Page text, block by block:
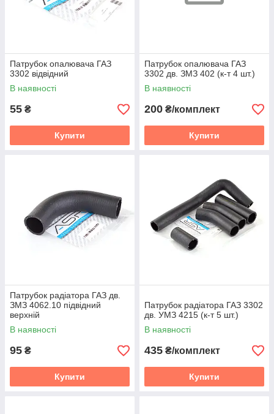
Патрубок опалювача ГАЗ
3302 відвідний
В наявності
55 ₴
Купити
Патрубок опалювача ГАЗ
3302 дв. ЗМЗ 402 (к-т 4 шт.)
В наявності
200 ₴/комплект
Купити
Патрубок радіатора ГАЗ дв.
ЗМЗ 4062.10 підвідний
верхній
В наявності
95 ₴
Купити
Патрубок радіатора ГАЗ 3302
дв. УМЗ 4215 (к-т 5 шт.)
В наявності
435 ₴/комплект
Купити